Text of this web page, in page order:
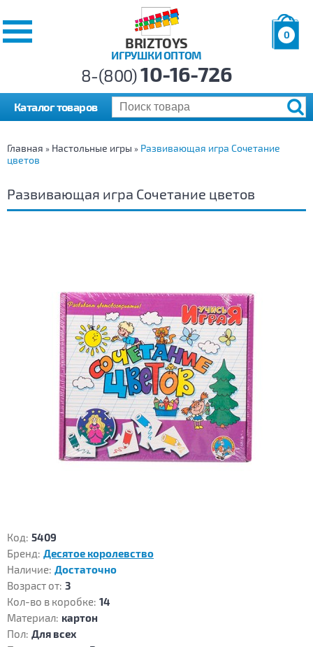
BRIZTOYS
ИГРУШКИ ОПТОМ
0
р.
8-(800)10-16-726
Каталог товаров
Главная » Настольные игры » Развивающая игра Сочетание
цветов
Развивающая игра Сочетание цветов
Код: 5409
Бренд: Десятое королевство
Наличие: Достаточно
Возраст от: 3
Кол-во в коробке: 14
Материал: картон
Пол: Для всех